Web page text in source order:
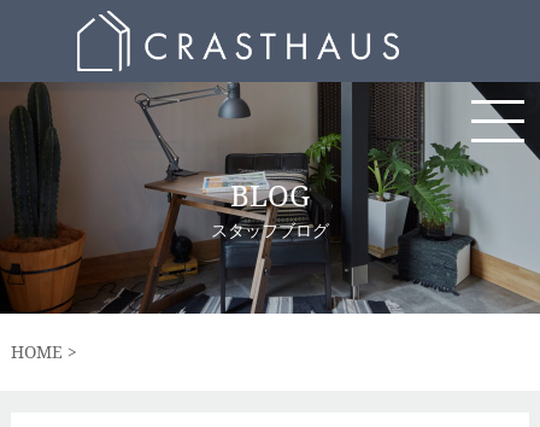
BLOG
スタッフブログ
HOME